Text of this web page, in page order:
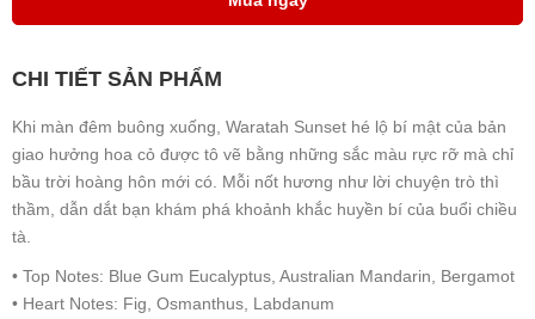
CHI TIẾT SẢN PHẨM
Khi màn đêm buông xuống, Waratah Sunset hé lộ bí mật của bản
giao hưởng hoa cỏ được tô vẽ bằng những sắc màu rực rỡ mà chỉ
bầu trời hoàng hôn mới có. Mỗi nốt hương như lời chuyện trò thì
thầm, dẫn dắt bạn khám phá khoảnh khắc huyền bí của buổi chiều
tà.
• Top Notes: Blue Gum Eucalyptus, Australian Mandarin, Bergamot
• Heart Notes: Fig, Osmanthus, Labdanum